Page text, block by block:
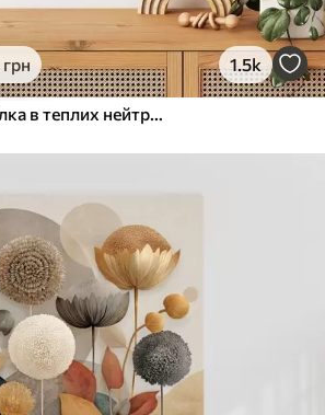
грн 1.5k
Рельєфні кола та гілка в теплих нейтральних тонах